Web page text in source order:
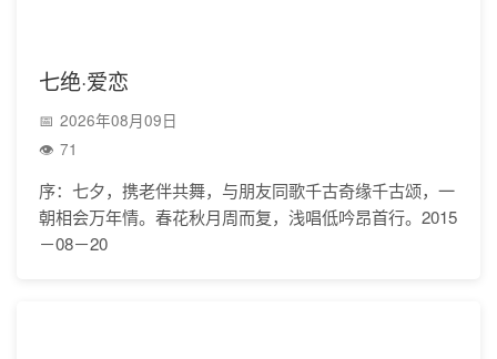
七绝·爱恋
2026年08月09日
71
序：七夕，携老伴共舞，与朋友同歌千古奇缘千古颂，一
朝相会万年情。春花秋月周而复，浅唱低吟昂首行。2015
－08－20